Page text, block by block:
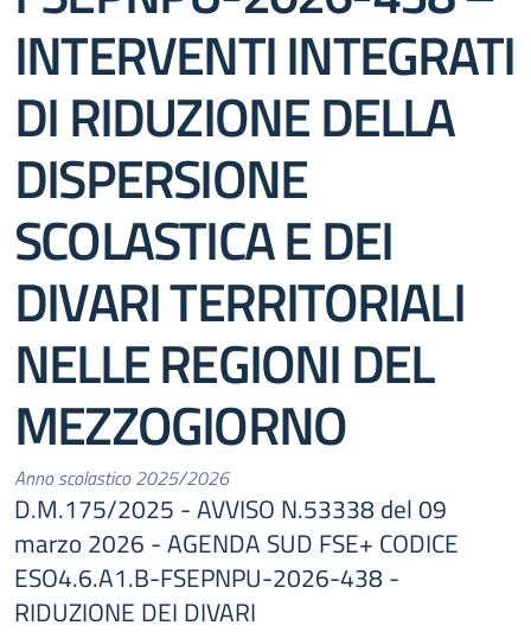
INTERVENTI INTEGRATI
DI RIDUZIONE DELLA
DISPERSIONE
SCOLASTICA E DEI
DIVARI TERRITORIALI
NELLE REGIONI DEL
MEZZOGIORNO
Anno scolastico 2025/2026
D.M.175/2025 - AVVISO N.53338 del 09
marzo 2026 - AGENDA SUD FSE+ CODICE
ESO4.6.A1.B-FSEPNPU-2026-438 -
RIDUZIONE DEI DIVARI